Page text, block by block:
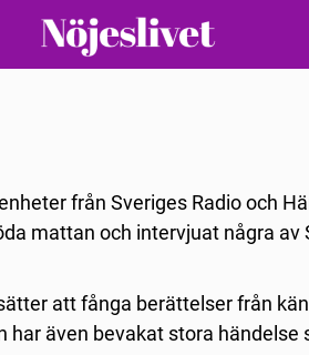
från Sveriges Radio och
mattan och intervjuat några av
att fånga berättelser från
har även bevakat stora